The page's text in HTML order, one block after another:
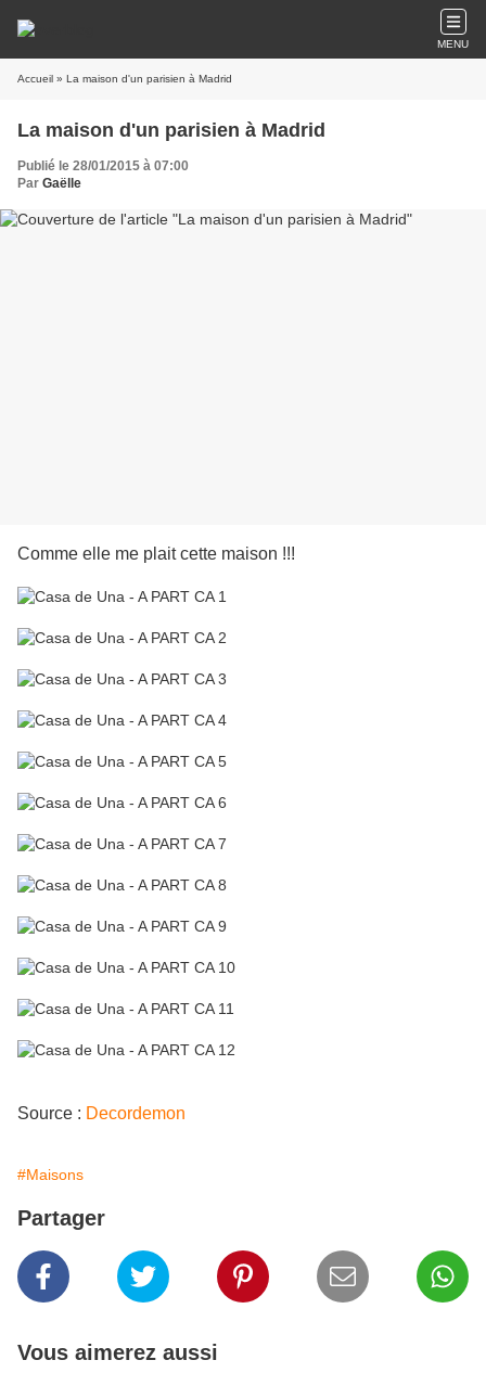
MENU
Accueil » La maison d'un parisien à Madrid
La maison d'un parisien à Madrid
Publié le 28/01/2015 à 07:00
Par Gaëlle
Comme elle me plait cette maison !!!
Source : Decordemon
#Maisons
Partager
Vous aimerez aussi